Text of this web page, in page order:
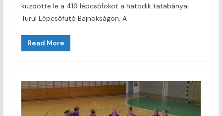
küzdötte le a 419 lépcsőfokot a hatodik tatabányai
Turul Lépcsőfutó Bajnokságon. A
Read More